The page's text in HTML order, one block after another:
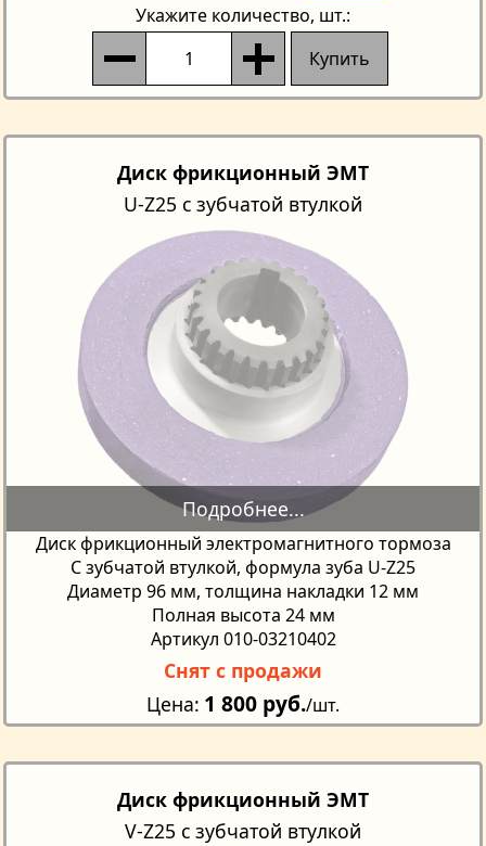
Укажите количество, шт.:
Купить
Диск фрикционный ЭМТ
U-Z25 с зубчатой втулкой
Диск фрикционный электромагнитного тормоза
С зубчатой втулкой, формула зуба U-Z25
Диаметр 96 мм, толщина накладки 12 мм
Полная высота 24 мм
Артикул 010-03210402
Снят с продажи
Цена 1 800 руб./шт.
Диск фрикционный ЭМТ
V-Z25 с зубчатой втулкой